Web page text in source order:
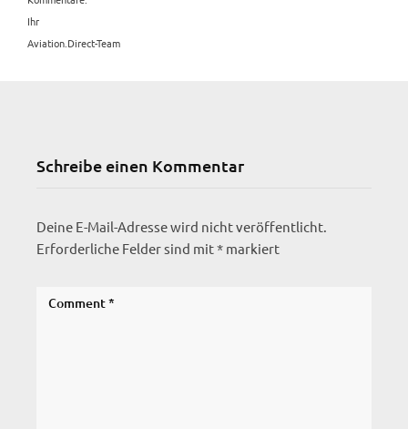
Ihr
Aviation.Direct-Team
Schreibe einen Kommentar
Deine E-Mail-Adresse wird nicht veröffentlicht.
Erforderliche Felder sind mit* markiert